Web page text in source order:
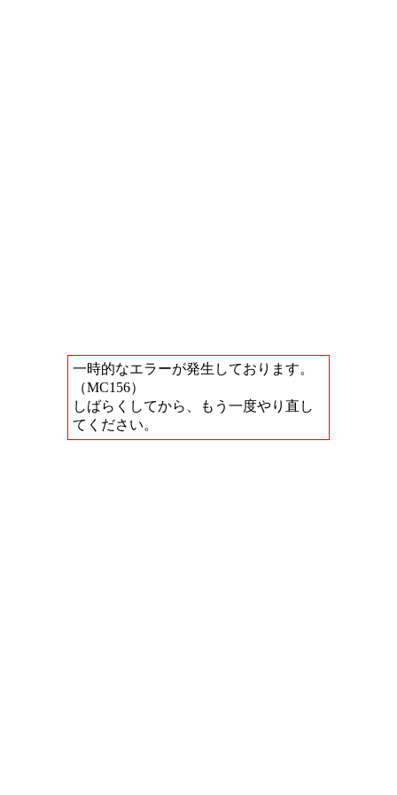
一時的なエラーが発生しております。
（MC156）
しばらくしてから、もう一度やり直し
てください。